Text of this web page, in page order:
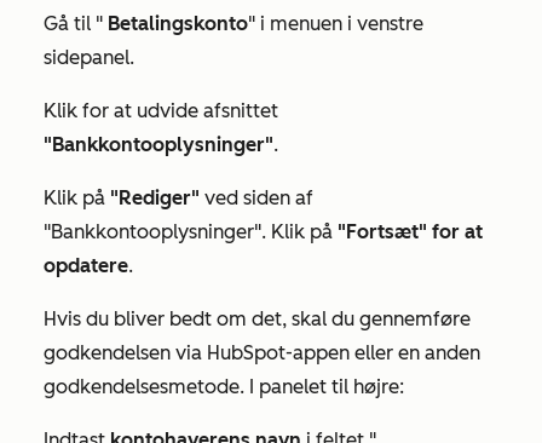
Gå til " Betalingskonto" i menuen i venstre
sidepanel.
Klik for at udvide afsnittet
"Bankkontooplysninger".
Klik på "Rediger" ved siden af
"Bankkontooplysninger". Klik på "Fortsæt" for at
opdatere.
Hvis du bliver bedt om det, skal du gennemføre
godkendelsen via HubSpot-appen eller en anden
godkendelsesmetode. I panelet til højre: